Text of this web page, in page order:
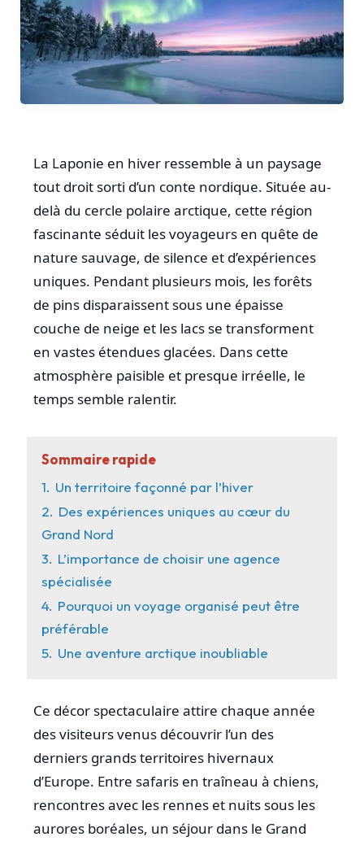
La Laponie en hiver ressemble à un paysage
tout droit sorti d’un conte nordique. Située au-
delà du cercle polaire arctique, cette région
fascinante séduit les voyageurs en quête de
nature sauvage, de silence et d’expériences
uniques. Pendant plusieurs mois, les forêts
de pins disparaissent sous une épaisse
couche de neige et les lacs se transforment
en vastes étendues glacées. Dans cette
atmosphère paisible et presque irréelle, le
temps semble ralentir.
Sommaire rapide
1. Un territoire façonné par l’hiver
2. Des expériences uniques au cœur du
Grand Nord
3. L’importance de choisir une agence
spécialisée
4. Pourquoi un voyage organisé peut être
préférable
5. Une aventure arctique inoubliable
Ce décor spectaculaire attire chaque année
des visiteurs venus découvrir l’un des
derniers grands territoires hivernaux
d’Europe. Entre safaris en traîneau à chiens,
rencontres avec les rennes et nuits sous les
aurores boréales, un séjour dans le Grand